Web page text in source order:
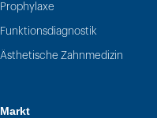
Prophylaxe
Funktionsdiagnostik
Ästhetische Zahnmedizin
Markt